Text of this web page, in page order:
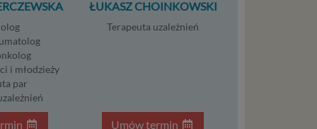
i młodzieży
par
ŁUKASZ CHOINKOWSKI
Terapeuta uzależnień
Umów termin
nie